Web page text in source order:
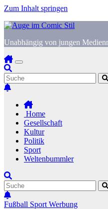
Zum Inhalt springen
Unabhängig von jungen
Home
Gesellschaft
Kultur
Politik
Sport
Weltenbummler
Fußball Sport Werbung